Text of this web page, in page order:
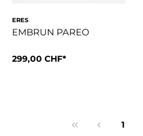
ERES
EMBRUN PAREO
299,00 CHF*
1